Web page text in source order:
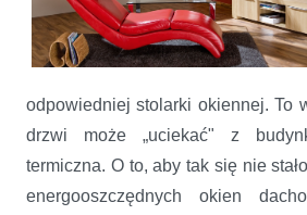
odpowiedniej stolarki okiennej. To
drzwi może „uciekać" z
termiczna. O to, aby tak się nie
energooszczędnych okien